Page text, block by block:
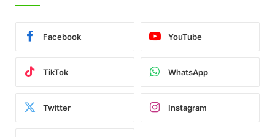
Facebook YouTube
TikTok WhatsApp
Twitter Instagram